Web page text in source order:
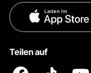
Zahlungsmethoden
Datenschutzerklärung
Teilen auf